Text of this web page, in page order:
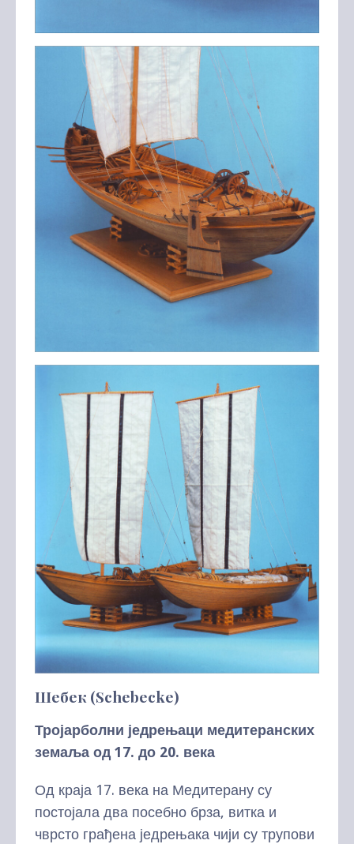
Шебек (Schebecke)
Тројарболни једрењаци медитеранских
земаља од 17. до 20. века
Од краја 17. века на Медитерану су
постојала два посебно брза, витка и
чврсто грађена једрењака чији су трупови